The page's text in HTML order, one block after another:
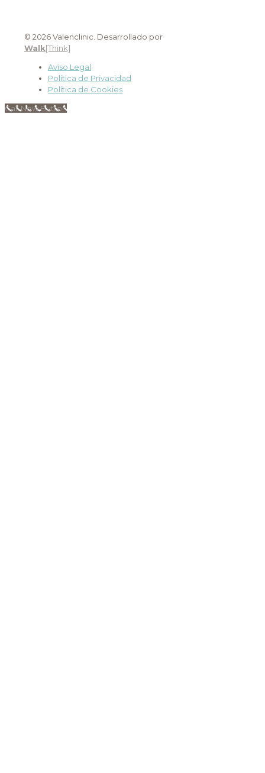
© 2026 Valenclinic. Desarrollado por
Walk[Think]
Aviso Legal
Política de Privacidad
Política de Cookies
Call Now Button